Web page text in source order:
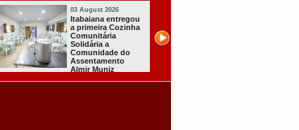
03 August 2026
Mulher em aparente
surto esfaqueia a
própria mãe em
João Pessoa